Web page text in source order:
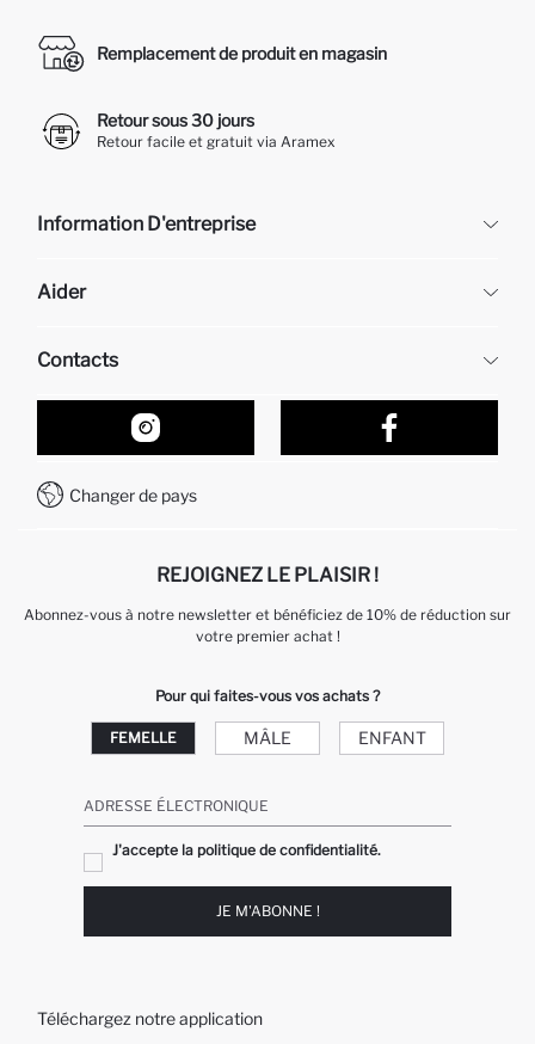
Remplacement de produit en magasin
Retour sous 30 jours
Retour facile et gratuit via Aramex
Information D'entreprise
À propos de nous
Aider
Retour et changement
Suivi de la Commande
Comment acheter sur DeFacto ?
Comment payer sur DeFacto?
Contacts
Nos Magasins
Formulaire de contact
Service Client +212 525 076 633
Changer de pays
REJOIGNEZ LE PLAISIR !
Abonnez-vous à notre newsletter et bénéficiez de 10% de réduction sur
votre premier achat !
Pour qui faites-vous vos achats ?
FEMELLE MÂLE ENFANT
ADRESSE ÉLECTRONIQUE
J'accepte la politique de confidentialité.
JE M'ABONNE !
Téléchargez notre application